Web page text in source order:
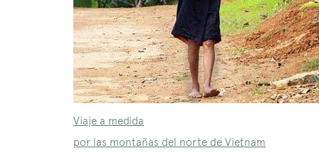
Viaje a medida
por las montañas del norte de Vietnam